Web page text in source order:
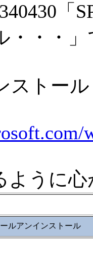
「
・・・
ストー
ように
ルアンインストール